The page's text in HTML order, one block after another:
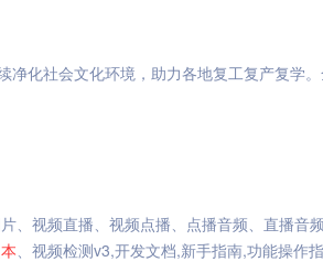
净化社会文化环境，助力各地复工复产复学
、视频直播、视频点播、点播音频、直播音
、视频检测v3,开发文档,新手指南,功能操作